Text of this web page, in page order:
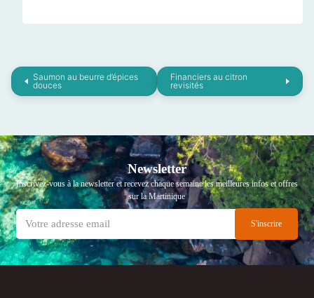
Saumon au beurre d’épices
douces
Financiers au citron
revisités
Newsletter
Inscrivez-vous à la newsletter et recevez chaque semaine les meilleures infos et offres
sur la Martinique